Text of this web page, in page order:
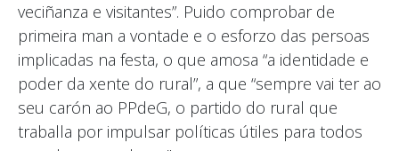
veciñanza e visitantes”. Puido comprobar de
primeira man a vontade e o esforzo das persoas
implicadas na festa, o que amosa “a identidade e
poder da xente do rural”, a que “sempre vai ter ao
seu carón ao PPdeG, o partido do rural que
traballa por impulsar políticas útiles para todos